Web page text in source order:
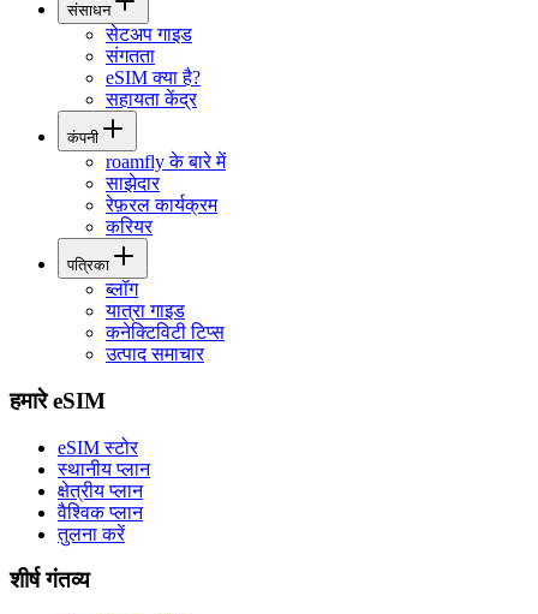
संसाधन
सेटअप गाइड
संगतता
eSIM क्या है?
सहायता केंद्र
कंपनी
roamfly के बारे में
साझेदार
रेफ़रल कार्यक्रम
करियर
पत्रिका
ब्लॉग
यात्रा गाइड
कनेक्टिविटी टिप्स
उत्पाद समाचार
हमारे eSIM
eSIM स्टोर
स्थानीय प्लान
क्षेत्रीय प्लान
वैश्विक प्लान
तुलना करें
शीर्ष गंतव्य